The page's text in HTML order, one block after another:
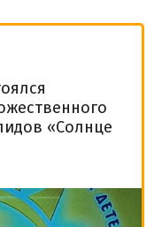
«Солнце